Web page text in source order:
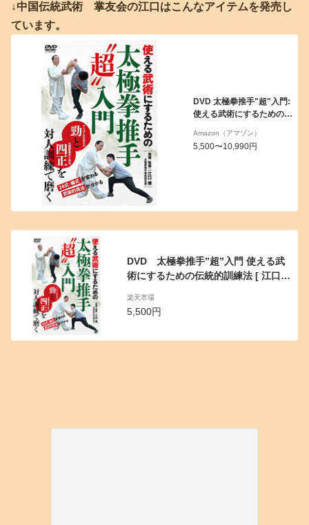
↓中国伝統武術 掌友会の江口はこんなアイテムを発売し
ています。
DVD 太極拳推手"超"入門:
使える武術にするための伝
Amazon（アマゾン）
5,500〜10,990円
DVD 太極拳推手”超”入門 使える武
術にするための伝統的訓練法 [ 江口博
楽天市場
5,500円